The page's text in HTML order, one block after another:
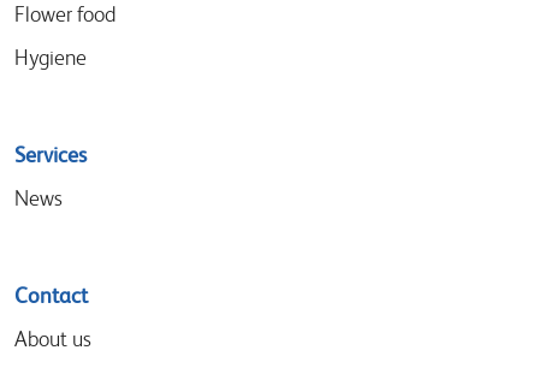
Flower food
Hygiene
Services
News
Contact
About us